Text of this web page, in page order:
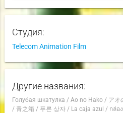
Студия:
Telecom Animation Film
Другие названия:
Голубая шкатулка / Ao no Hako/ アオ
/ 青之箱 / 푸른 상자/ La caja azul / กล่อ